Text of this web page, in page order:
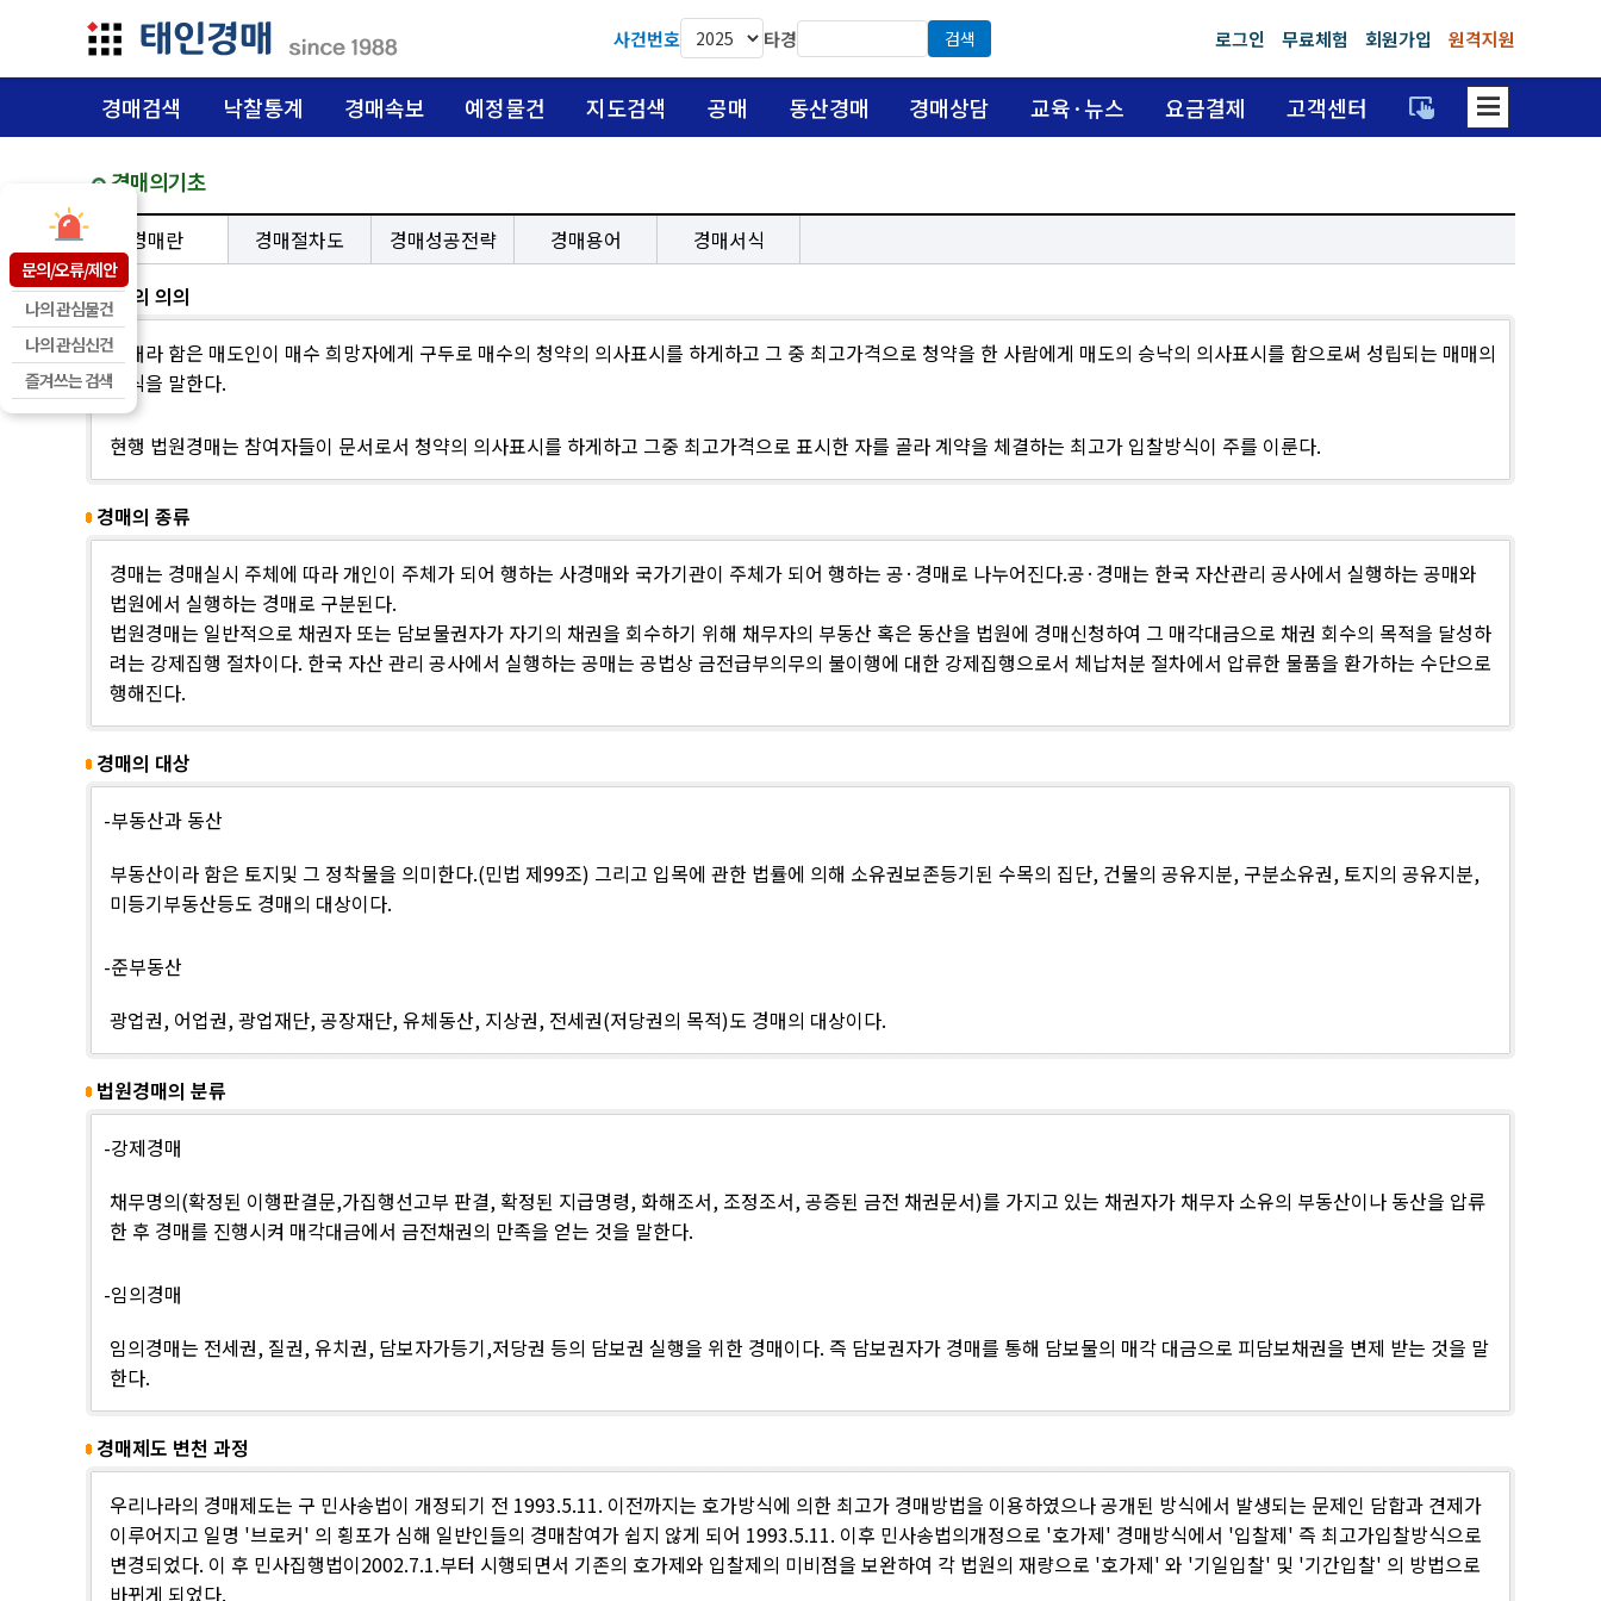
문의/오류/제안
나의 관심물건
나의 관심신건
즐겨쓰는 검색
사건번호 타경 검색 로그인 무료체험 회원가입 원격지원
경매검색 낙찰통계 경매속보 예정물건 지도검색 공매 동산경매 경매상담 교육·뉴스 요금결제 고객센터 trackpad_input dehaze
경매의기초
경매란 경매절차도 경매성공전략 경매용어
경매서식
경매의 의의
경매라 함은 매도인이 매수 희망자에게 구두로 매수의 청약의 의사표시를 하게하고 그 중 최고가격으로 청약을 한 사람에게 매도의 승낙의 의사표시를 함으로써 성립되는 매매의
형식을 말한다.
현행 법원경매는 참여자들이 문서로서 청약의 의사표시를 하게하고 그중 최고가격으로 표시한 자를 골라 계약을 체결하는 최고가 입찰방식이 주를 이룬다.
경매의 종류
경매는 경매실시 주체에 따라 개인이 주체가 되어 행하는 사경매와 국가기관이 주체가 되어 행하는 공·경매로 나누어진다.공·경매는 한국 자산관리 공사에서 실행하는 공매와
법원에서 실행하는 경매로 구분된다.
법원경매는 일반적으로 채권자 또는 담보물권자가 자기의 채권을 회수하기 위해 채무자의 부동산 혹은 동산을 법원에 경매신청하여 그 매각대금으로 채권 회수의 목적을 달성하
려는 강제집행 절차이다. 한국 자산 관리 공사에서 실행하는 공매는 공법상 금전급부의무의 불이행에 대한 강제집행으로서 체납처분 절차에서 압류한 물품을 환가하는 수단으로
행해진다.
경매의 대상
-부동산과 동산
부동산이라 함은 토지및 그 정착물을 의미한다.(민법 제99조) 그리고 입목에 관한 법률에 의해 소유권보존등기된 수목의 집단, 건물의 공유지분, 구분소유권, 토지의 공유지분,
미등기부동산등도 경매의 대상이다.
-준부동산
광업권, 어업권, 광업재단, 공장재단, 유체동산, 지상권, 전세권(저당권의 목적)도 경매의 대상이다.
법원경매의 분류
-강제경매
채무명의(확정된 이행판결문,가집행선고부 판결, 확정된 지급명령, 화해조서, 조정조서, 공증된 금전 채권문서)를 가지고 있는 채권자가 채무자 소유의 부동산이나 동산을 압류
한 후 경매를 진행시켜 매각대금에서 금전채권의 만족을 얻는 것을 말한다.
-임의경매
임의경매는 전세권, 질권, 유치권, 담보자가등기,저당권 등의 담보권 실행을 위한 경매이다. 즉 담보권자가 경매를 통해 담보물의 매각 대금으로 피담보채권을 변제 받는 것을 말
한다.
경매제도 변천 과정
우리나라의 경매제도는 구 민사송법이 개정되기 전 1993.5.11. 이전까지는 호가방식에 의한 최고가 경매방법을 이용하였으나 공개된 방식에서 발생되는 문제인 담합과 견제가
이루어지고 일명 '브로커' 의 횡포가 심해 일반인들의 경매참여가 쉽지 않게 되어 1993.5.11. 이후 민사송법의개정으로 '호가제' 경매방식에서 '입찰제' 즉 최고가입찰방식으로
변경되었다. 이 후 민사집행법이2002.7.1.부터 시행되면서 기존의 호가제와 입찰제의 미비점을 보완하여 각 법원의 재량으로 '호가제' 와 '기일입찰' 및 '기간입찰' 의 방법으로
바뀌게 되었다.